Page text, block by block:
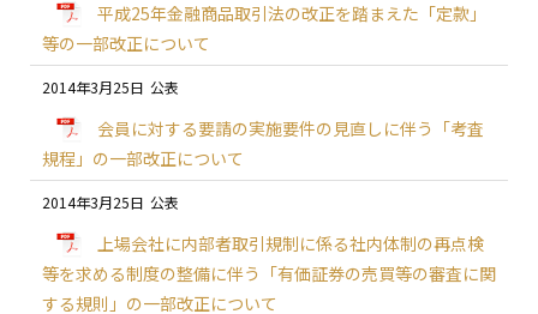
平成25年金融商品取引法の改正を踏まえた「定款」
等の一部改正について
2014年3月25日
会員に対する要請の実施要件の見直しに伴う「考査
規程」の一部改正について
2014年3月25日
上場会社に内部者取引規制に係る社内体制の再点検
等を求める制度の整備に伴う「有価証券の売買等の審査に関
する規則」の一部改正について